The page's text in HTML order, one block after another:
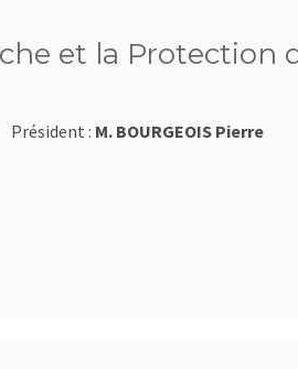
et la Protection
Président : M. BOURGEOIS Pierre